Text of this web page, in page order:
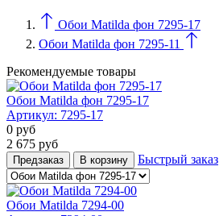
Обои Matilda фон 7295-17
Обои Matilda фон 7295-11
Рекомендуемые товары
Обои Matilda фон 7295-17
Артикул: 7295-17
0 руб
2 675 руб
Предзаказ В корзину Быстрый заказ
Обои Matilda 7294-00